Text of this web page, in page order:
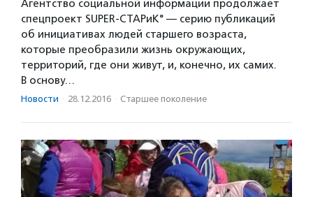
Агентство социальной информации продолжает
спецпроект SUPER-СТАРиК° — серию публикаций
об инициативах людей старшего возраста,
которые преобразили жизнь окружающих,
территорий, где они живут, и, конечно, их самих.
В основу…
Новости · 28.12.2016 · Старшее поколение